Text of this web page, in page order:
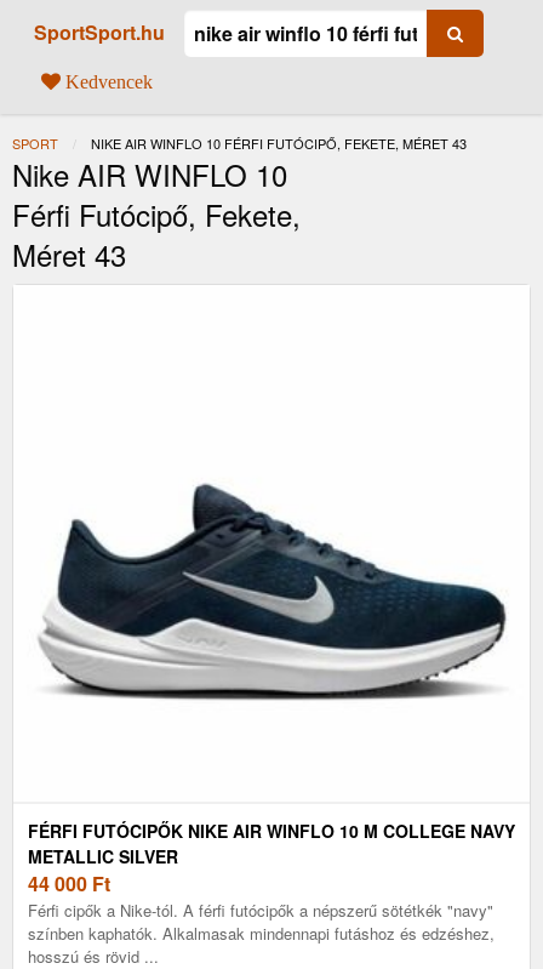
SportSport.hu
Kedvencek
SPORT JELENLEGI:
NIKE AIR WINFLO 10 FÉRFI FUTÓCIPŐ, FEKETE, MÉRET 43
Nike AIR WINFLO 10
Férfi Futócipő, Fekete,
Méret 43
FÉRFI FUTÓCIPŐK NIKE AIR WINFLO 10 M COLLEGE NAVY
METALLIC SILVER
44 000 Ft
Férfi cipők a Nike-tól. A férfi futócipők a népszerű sötétkék "navy"
színben kaphatók. Alkalmasak mindennapi futáshoz és edzéshez,
hosszú és rövid ...